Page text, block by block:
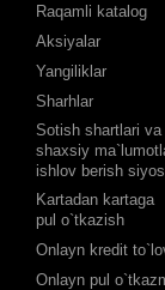
Raqamli katalog
Aksiyalar
Yangiliklar
Sharhlar
Sotish shartlari va
shaxsiy
ishlov berish
Kartadan kartaga
pul o`tkazish
Onlayn kredit
Onlayn pul